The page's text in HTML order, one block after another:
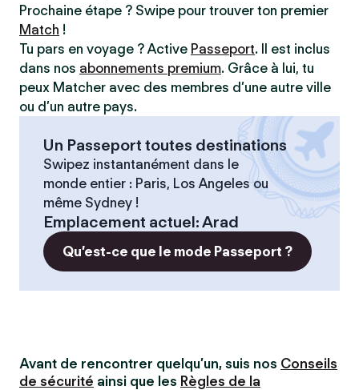
Prochaine étape ? Swipe pour trouver ton premier
Match !
Tu pars en voyage ? Active Passeport. Il est inclus
dans nos abonnements premium. Grâce à lui, tu
peux Matcher avec des membres d’une autre ville
ou d’un autre pays.
Un Passeport toutes destinations
Swipez instantanément dans le
monde entier : Paris, Los Angeles ou
même Sydney !
Emplacement actuel:Arad
Qu’est-ce que le mode Passeport ?
Avant de rencontrer quelqu’un, suis nos Conseils
de sécurité ainsi que les Règles de la